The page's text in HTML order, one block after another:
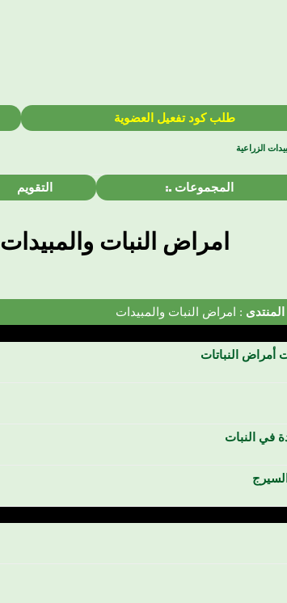
طلب كود تفعيل العضوية
الزراعية
المجموعات التقويم
امراض النبات والمبيدات
: امراض النبات والمبيدات
أمراض النباتات
في النبات